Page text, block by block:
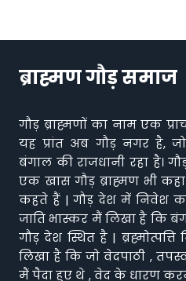
ब्राह्मण गौड़ समाज
गौड़ ब्राह्मणों का नाम एक
यह प्रांत अब गौड़ नगर है,
बंगाल की राजधानी रहा है।
एक खास गौड़ ब्राह्मण भी
कहते हैं | गौड़ देश में निवेश
जाति भास्कर मैं लिखा है
गौड़ देश स्थित है |
लिखा है कि जो वेदपाठी , तपस्वी
मैं पैदा हुए थे , वेद के धारण